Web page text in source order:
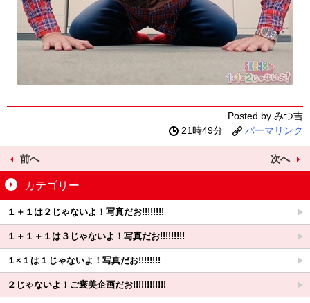
Posted by みつ吉
21時49分
パーマリンク
前へ 次へ
カテゴリー
１＋１は２じゃないよ！写真だお!!!!!!!!
１＋１＋１は３じゃないよ！写真だお!!!!!!!!!
１×１は１じゃないよ！写真だお!!!!!!!!
２じゃないよ！ご褒美企画だお!!!!!!!!!!!!